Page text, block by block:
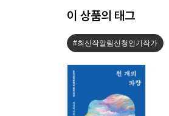
이 상품의 태그
#최신작알림신청인기작가